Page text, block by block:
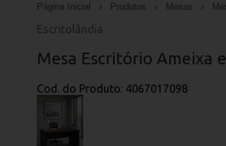
Página Inicial Produtos Mesas
Escritolândia
Mesa Escritório Ameixa
Cod. do Produto: 4067017098